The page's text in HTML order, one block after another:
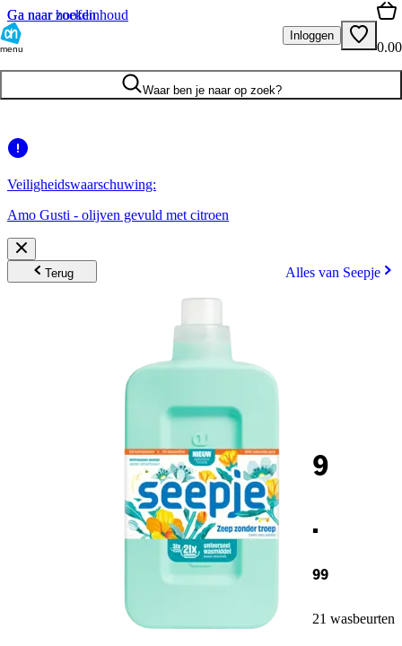
Ga naar hoofdinhoud
Ga naar zoeken
menu
Inloggen
0.00
Waar ben je naar op zoek?
Veiligheidswaarschuwing:
Amo Gusti - olijven gevuld met citroen
Terug Alles van Seepje
9
.
99
21 wasbeurten